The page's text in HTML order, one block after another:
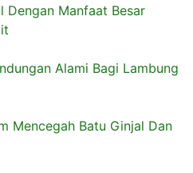
Dengan Manfaat Besar
Alami Bagi Lambung
Mencegah Batu Ginjal Dan